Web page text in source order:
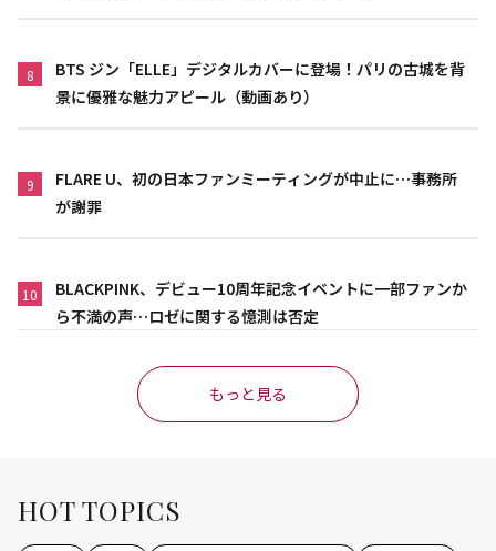
8
BTS ジン「ELLE」デジタルカバーに登場！パリの古城を背
景に優雅な魅力アピール（動画あり）
9
FLARE U、初の日本ファンミーティングが中止に…事務所
が謝罪
10
BLACKPINK、デビュー10周年記念イベントに一部ファンか
ら不満の声…ロゼに関する憶測は否定
もっと見る
HOT TOPICS